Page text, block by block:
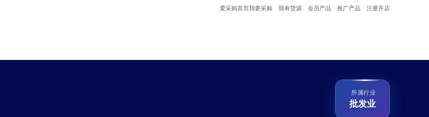
爱采购首页我要采购 我有货源 会员产品 推广产品 注册开店
所属行业
批发业